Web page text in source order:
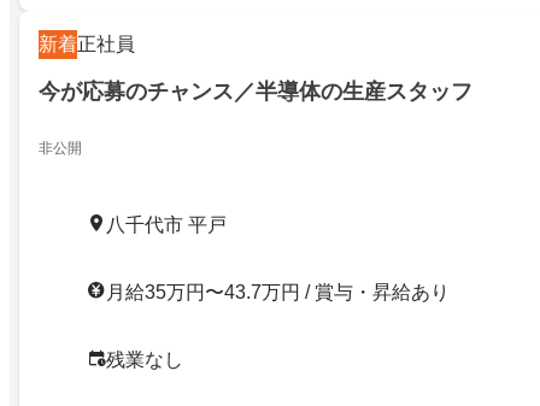
新着正社員
今が応募のチャンス／半導体の生産スタッフ
非公開
八千代市 平戸
月給35万円〜43.7万円 / 賞与・昇給あり
残業なし